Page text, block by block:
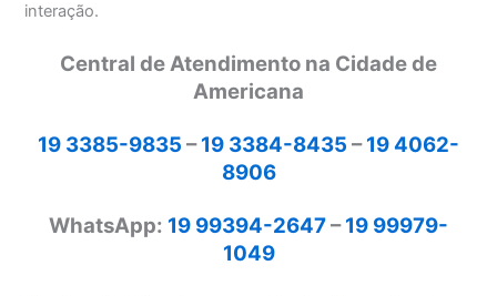
interação.
Central de Atendimento na Cidade de
Americana
19 3385-9835 –19 3384-8435 –19 4062-
8906
WhatsApp: 19 99394-2647–19 99979-
1049